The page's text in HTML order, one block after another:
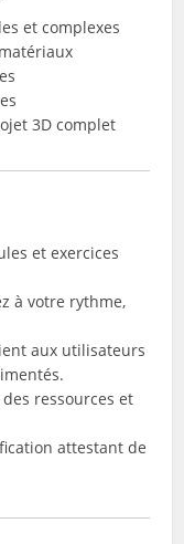
et complexes
3D complet
et exercices
à votre rythme,
aux utilisateurs
des ressources et
attestant de